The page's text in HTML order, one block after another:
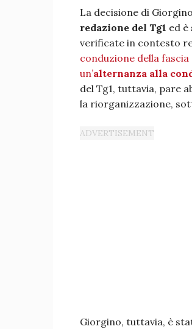
La decisione di
redazione del Tg1 ed
verificate in contesto
conduzione della
un’alternanza alla
del Tg1, tuttavia, pare
la riorganizzazione,
Giorgino, tuttavia, è